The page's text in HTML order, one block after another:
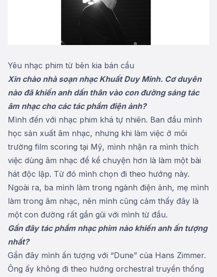
Yêu nhạc phim từ bên kia bán cầu
Xin chào nhà soạn nhạc Khuất Duy Minh. Cơ duyên
nào đã khiến anh dấn thân vào con đường sáng tác
âm nhạc cho các tác phẩm điện ảnh?
Mình đến với nhạc phim khá tự nhiên. Ban đầu mình
học sản xuất âm nhạc, nhưng khi làm việc ở môi
trường film scoring tại Mỹ, mình nhận ra mình thích
việc dùng âm nhạc để kể chuyện hơn là làm một bài
hát độc lập. Từ đó mình chọn đi theo hướng này.
Ngoài ra, ba mình làm trong ngành điện ảnh, mẹ mình
làm trong âm nhạc, nên mình cũng cảm thấy đây là
một con đường rất gần gũi với mình từ đầu.
Gần đây tác phẩm nhạc phim nào khiến anh ấn tượng
nhất?
Gần đây mình ấn tượng với “Dune” của Hans Zimmer.
Ông ấy không đi theo hướng orchestral truyền thống